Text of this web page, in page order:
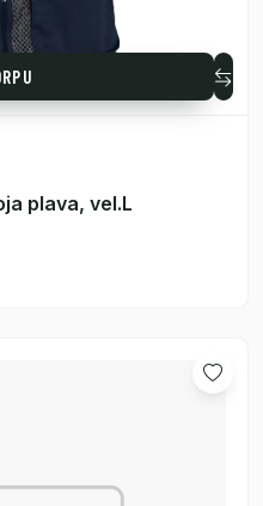
plava, vel.L